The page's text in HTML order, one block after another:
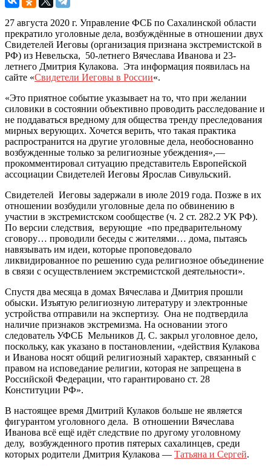
27 августа 2020 г. Управление ФСБ по Сахалинской области
прекратило уголовные дела, возбуждённые в отношении двух
Свидетелей Иеговы (организация признана экстремистской в
РФ) из Невельска, 50-летнего Вячеслава Иванова и 23-
летнего Дмитрия Кулакова. Эта информация появилась на
сайте «Свидетели Иеговы в России«.
«Это приятное событие указывает на то, что при желании
силовики в состоянии объективно проводить расследование и
не поддаваться вредному для общества тренду преследования
мирных верующих. Хочется верить, что такая практика
распространится на другие уголовные дела, необоснованно
возбужденные только за религиозные убеждения»,—
прокомментировал ситуацию представитель Европейской
ассоциации Свидетелей Иеговы Ярослав Сивульский.
Свидетелей Иеговы задержали в июле 2019 года. Позже в их
отношении возбудили уголовные дела по обвинению в
участии в экстремистском сообществе (ч. 2 ст. 282.2 УК РФ).
По версии следствия, верующие «по предварительному
сговору… проводили беседы с жителями… дома, пытаясь
навязывать им идеи, которые проповедовало
ликвидированное по решению суда религиозное объединение
в связи с осуществлением экстремистской деятельности».
Спустя два месяца в домах Вячеслава и Дмитрия прошли
обыски. Изъятую религиозную литературу и электронные
устройства отправили на экспертизу. Она не подтвердила
наличие признаков экстремизма. На основании этого
следователь УФСБ Мельников Д. С. закрыл уголовное дело,
поскольку, как указано в постановлении, «действия Кулакова
и Иванова носят общий религиозный характер, связанный с
правом на исповедание религии, которая не запрещена в
Российской Федерации, что гарантировано ст. 28
Конституции РФ».
В настоящее время Дмитрий Кулаков больше не является
фигурантом уголовного дела. В отношении Вячеслава
Иванова всё ещё идёт следствие по другому уголовному
делу, возбужденного против пятерых сахалинцев, среди
которых родители Дмитрия Кулакова — Татьяна и Сергей.